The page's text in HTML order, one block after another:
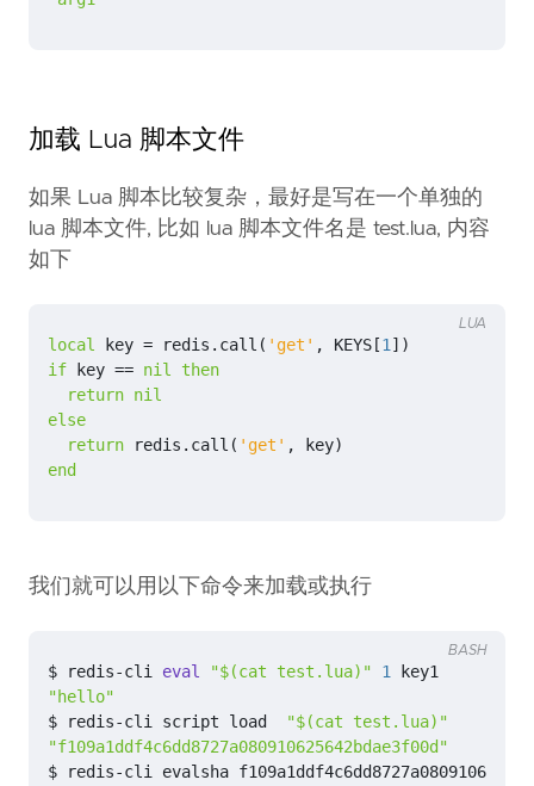
加载 Lua 脚本文件
如果 Lua 脚本比较复杂，最好是写在一个单独的
lua 脚本文件, 比如 lua 脚本文件名是 test.lua, 内容
如下
local key = redis.call ( 'get' , KEYS [1])
if
key == nil
then
return nil
else
return
redis.call ( 'get' , key)
end
LUA
我们就可以用以下命令来加载或执行
$ redis-cli eval "$(cat test.lua) " 1
"hello"
$ redis-cli script load
"$(cat test.lua) "
"f109a1ddf4c6dd8727a080910625642bdae3f00d"
$ redis-cli evalsha
BASH